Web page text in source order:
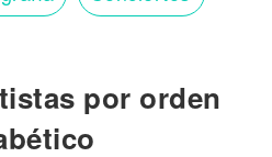
por orden